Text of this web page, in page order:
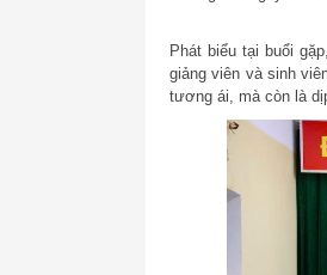
Phát biểu tại buổi
giảng viên và sinh
tương ái, mà còn là